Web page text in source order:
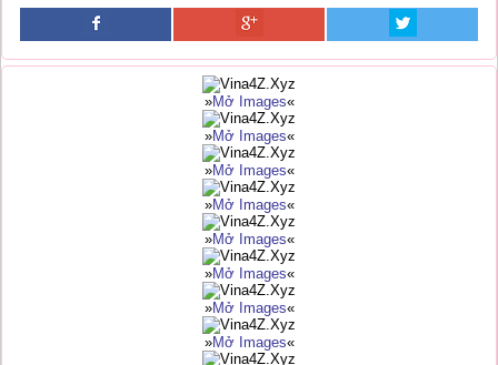
»Mở Images«
»Mở Images«
»Mở Images«
»Mở Images«
»Mở Images«
»Mở Images«
»Mở Images«
»Mở Images«